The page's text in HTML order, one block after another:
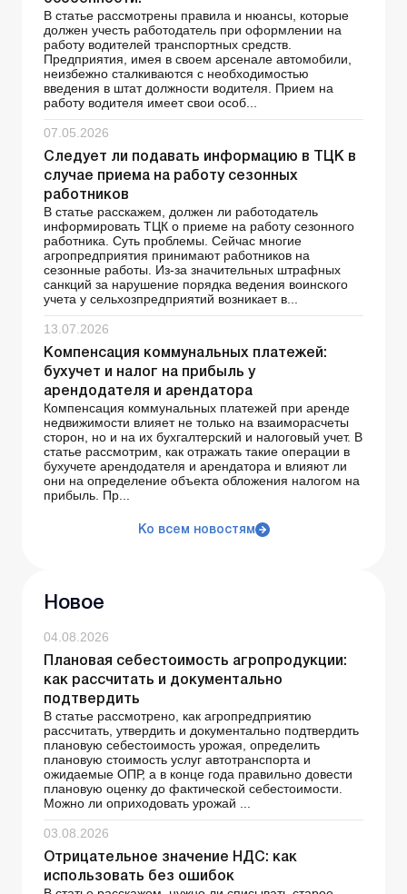
В статье рассмотрены правила и нюансы, которые
должен учесть работодатель при оформлении на
работу водителей транспортных средств.
Предприятия, имея в своем арсенале автомобили,
неизбежно сталкиваются с необходимостью
введения в штат должности водителя. Прием на
работу водителя имеет свои особ...
07.05.2026
Следует ли подавать информацию в ТЦК в
случае приема на работу сезонных
работников
В статье расскажем, должен ли работодатель
информировать ТЦК о приеме на работу сезонного
работника. Суть проблемы. Сейчас многие
агропредприятия принимают работников на
сезонные работы. Из-за значительных штрафных
санкций за нарушение порядка ведения воинского
учета у сельхозпредприятий возникает в...
13.07.2026
Компенсация коммунальных платежей:
бухучет и налог на прибыль у
арендодателя и арендатора
Компенсация коммунальных платежей при аренде
недвижимости влияет не только на взаиморасчеты
сторон, но и на их бухгалтерский и налоговый учет. В
статье рассмотрим, как отражать такие операции в
бухучете арендодателя и арендатора и влияют ли
они на определение объекта обложения налогом на
прибыль. Пр...
Ко всем новостям
Новое
04.08.2026
Плановая себестоимость агропродукции:
как рассчитать и документально
подтвердить
В статье рассмотрено, как агропредприятию
рассчитать, утвердить и документально подтвердить
плановую себестоимость урожая, определить
плановую стоимость услуг автотранспорта и
ожидаемые ОПР, а в конце года правильно довести
плановую оценку до фактической себестоимости.
Можно ли оприходовать урожай ...
03.08.2026
Отрицательное значение НДС: как
использовать без ошибок